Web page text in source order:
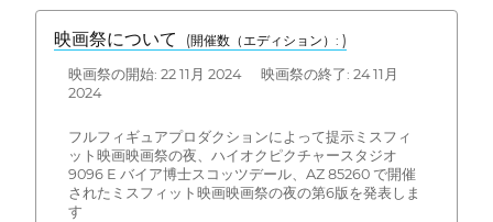
映画祭について (開催数（エディション）: )
映画祭の開始: 22 11月 2024 映画祭の終了: 24 11月
2024
フルフィギュアプロダクションによって提示ミスフィ
ット映画映画祭の夜、ハイオクピクチャースタジオ
9096 E バイア博士スコッツデール、AZ 85260 で開催
されたミスフィット映画映画祭の夜の第6版を発表しま
す